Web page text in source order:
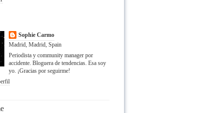
Sophie Carmo
Madrid, Madrid, Spain
Periodista y community manager por
accidente. Bloguera de tendencias. Esa soy
yo. ¡Gracias por seguirme!